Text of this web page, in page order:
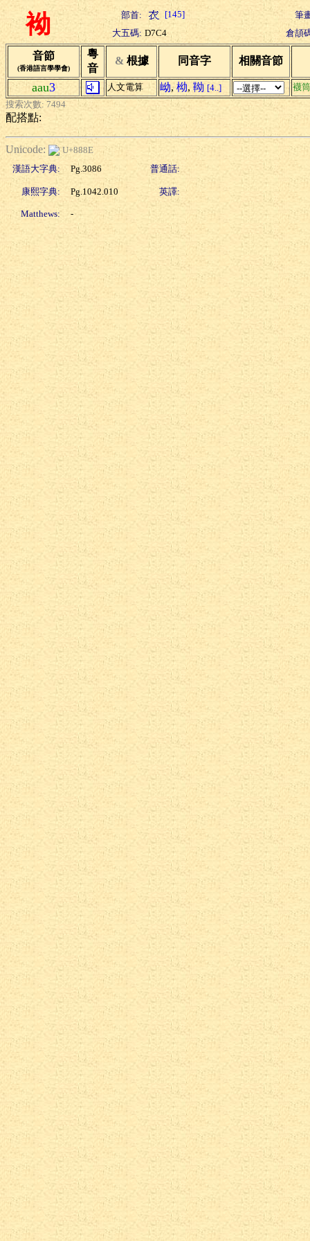
袎 部首: [145]
筆
大五碼: D7C4 倉頡
音節
(香港語言學學會)
粵
音
& 根據 同音字 相關音節
aau3 人文電算 岰, 柪, 靿 [4..]
襪筒
搜索次數: 7494
配搭點:
Unicode:
U+888E
漢語大字典:
Pg.3086 普通話:
康熙字典: Pg.1042.010 英譯:
Matthews: -